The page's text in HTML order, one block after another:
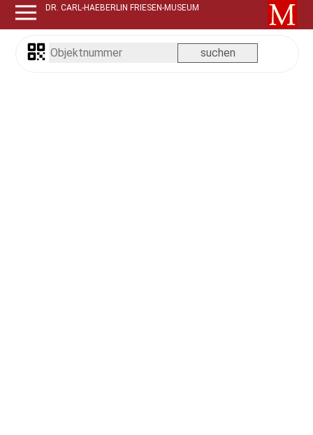
DR. CARL-HAEBERLIN FRIESEN-MUSEUM